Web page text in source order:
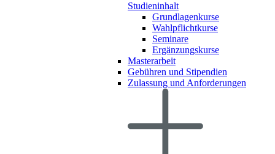
Studieninhalt
Grundlagenkurse
Wahlpflichtkurse
Seminare
Ergänzungskurse
Masterarbeit
Gebühren und Stipendien
Zulassung und Anforderungen